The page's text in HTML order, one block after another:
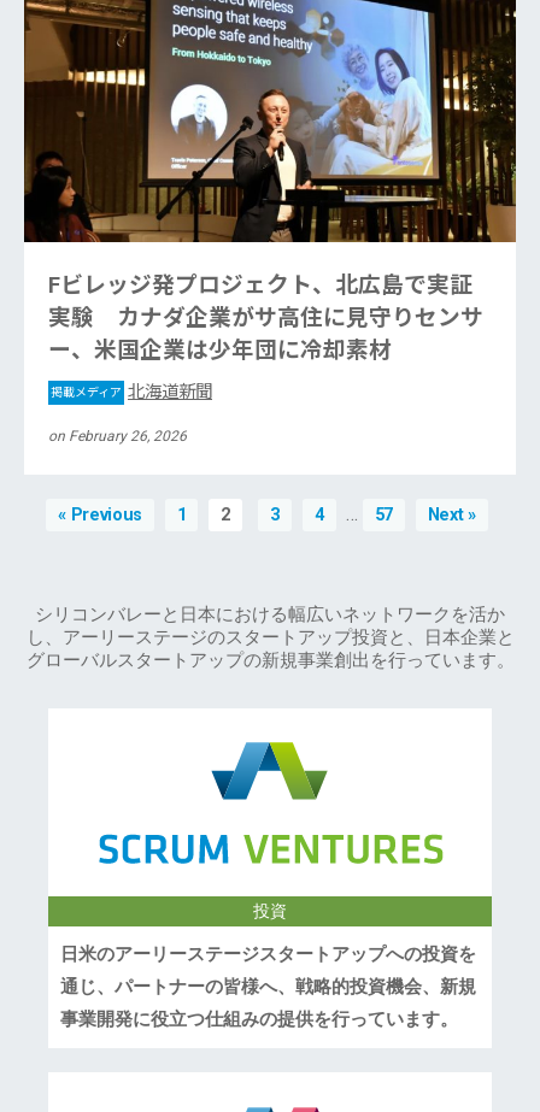
Fビレッジ発プロジェクト、北広島で実証
実験 カナダ企業がサ高住に見守りセンサ
ー、米国企業は少年団に冷却素材
掲載メディア 北海道新聞
on February 26, 2026
« Previous 1 2 3 4 … 57 Next »
シリコンバレーと日本における幅広いネットワークを活か
し、アーリーステージのスタートアップ投資と、日本企業と
グローバルスタートアップの新規事業創出を行っています。
投資
日米のアーリーステージスタートアップへの投資を
通じ、パートナーの皆様へ、戦略的投資機会、新規
事業開発に役立つ仕組みの提供を行っています。